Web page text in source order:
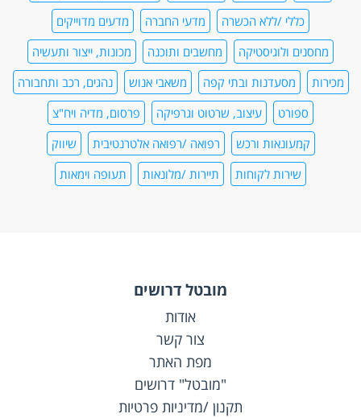
כללי /ללא הכשרה
מדעי החברה
מדעים מדוייקים
מחסנים ולוגיסטיקה
מחשבים ותוכנה
מכונות, ייצור ותעשיה
מכירות
מסעדנות ובתי קפה משאבי אנוש
נהגים, רכב ותחבורה
ספורט
עיצוב, שרטוט וגרפיקה
פרסום, מדיה ויח"צ
קמעונאות ורכש
רפואה /רפואה אלטרנטיבית
שיווק
שירות לקוחות
תיירות /מלונאות תעופה וימאות
מובטל דרושים
אודות
צור קשר
מפת האתר
"מובטל" דרושים
תקנון /מדיניות פרטיות